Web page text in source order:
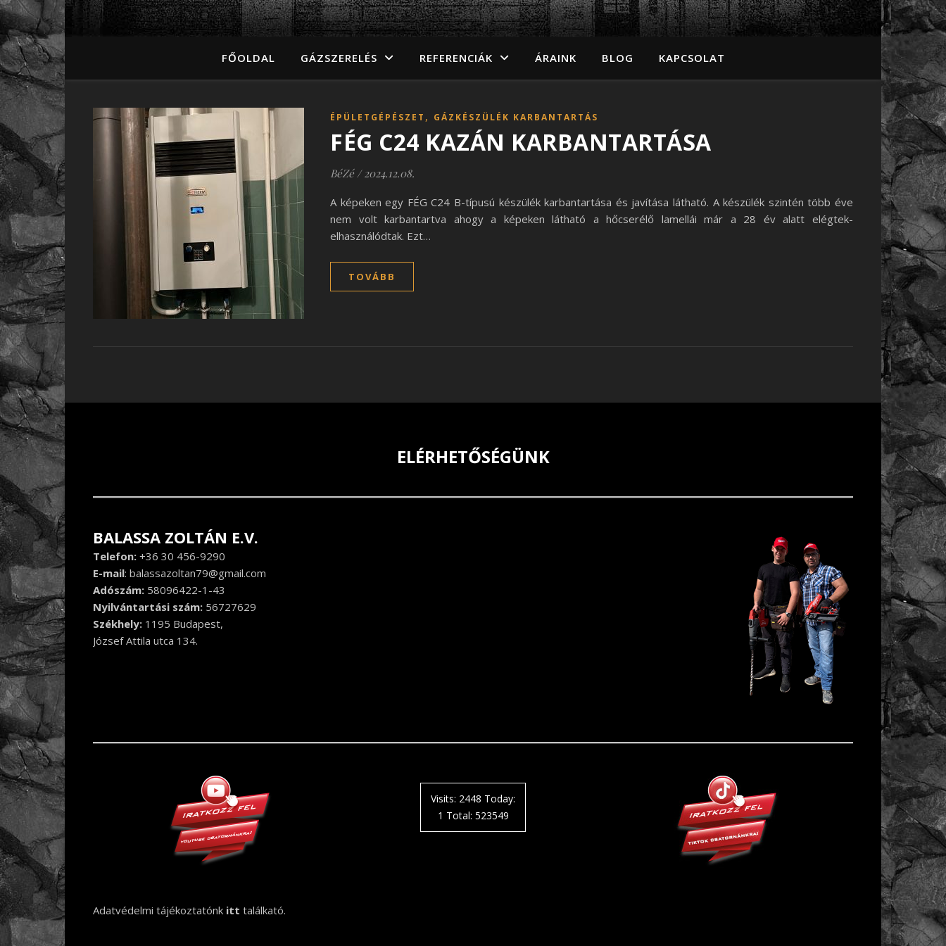
FŐOLDAL GÁZSZERELÉS REFERENCIÁK ÁRAINK BLOG KAPCSOLAT
ÉPÜLETGÉPÉSZET , GÁZKÉSZÜLÉK KARBANTARTÁS
FÉG C24 KAZÁN KARBANTARTÁSA
BéZé / 2024.12.08.
A képeken egy FÉG C24 B-típusú készülék karbantartása és javítása látható. A készülék szintén több éve
nem volt karbantartva ahogy a képeken látható a hőcserélő lamellái már a 28 év alatt elégtek-
elhasználódtak. Ezt…
TOVÁBB
ELÉRHETŐSÉGÜNK
BALASSA ZOLTÁN E.V.
Telefon: +36 30 456-9290
E-mail: balassazoltan79@gmail.com
Adószám: 58096422-1-43
Nyilvántartási szám: 56727629
Székhely: 1195 Budapest,
József Attila utca 134.
Visits: 2448 Today:
1 Total: 523549
Adatvédelmi tájékoztatónk itt találkató.